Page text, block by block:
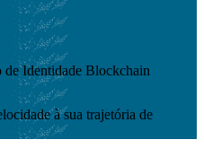
de Identidade Blockchain
à sua trajetória de